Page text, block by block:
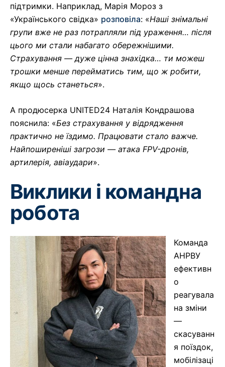
підтримки. Наприклад, Марія Мороз з
«Українського свідка» розповіла: «Наші знімальні
групи вже не раз потрапляли під ураження… після
цього ми стали набагато обережнішими.
Страхування — дуже цінна знахідка… ти можеш
трошки менше перейматись тим, що ж робити,
якщо щось станеться».
А продюсерка UNITED24 Наталія Кондрашова
пояснила: «Без страхування у відрядження
практично не їздимо. Працювати стало важче.
Найпоширеніші загрози — атака FPV-дронів,
артилерія, авіаудари».
Виклики і командна
робота
Команда
АНРВУ
ефективн
о
реагувала
на зміни
—
скасуванн
я поїздок,
мобілізаці